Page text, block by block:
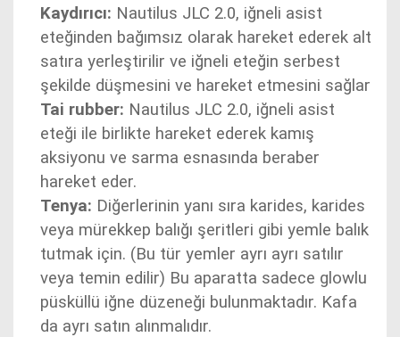
Kaydırıcı: Nautilus JLC 2.0, iğneli asist
eteğinden bağımsız olarak hareket ederek alt
satıra yerleştirilir ve iğneli eteğin serbest
şekilde düşmesini ve hareket etmesini sağlar
Tai rubber: Nautilus JLC 2.0, iğneli asist
eteği ile birlikte hareket ederek kamış
aksiyonu ve sarma esnasında beraber
hareket eder.
Tenya: Diğerlerinin yanı sıra karides, karides
veya mürekkep balığı şeritleri gibi yemle balık
tutmak için. (Bu tür yemler ayrı ayrı satılır
veya temin edilir) Bu aparatta sadece glowlu
püsküllü iğne düzeneği bulunmaktadır. Kafa
da ayrı satın alınmalıdır.